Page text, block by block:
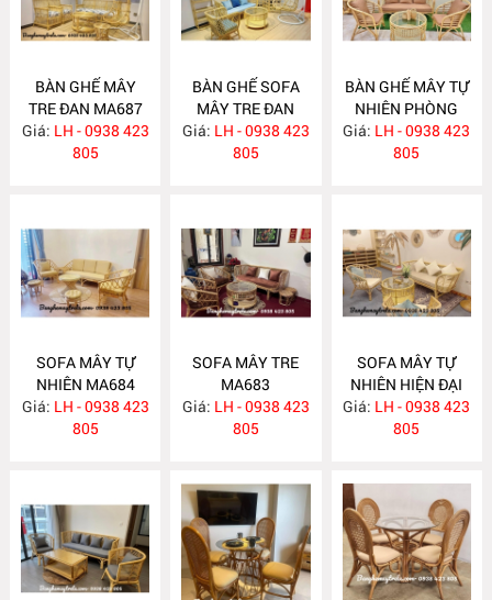
BÀN GHẾ MÂY
TRE ĐAN MA687
Giá: LH - 0938 423
805
BÀN GHẾ SOFA
MÂY TRE ĐAN
MA686
Giá: LH - 0938 423
805
BÀN GHẾ MÂY TỰ
NHIÊN PHÒNG
KHÁCH MA685
Giá: LH - 0938 423
805
SOFA MÂY TỰ
NHIÊN MA684
Giá: LH - 0938 423
805
SOFA MÂY TRE
MA683
Giá: LH - 0938 423
805
SOFA MÂY TỰ
NHIÊN HIỆN ĐẠI
MA682
Giá: LH - 0938 423
805